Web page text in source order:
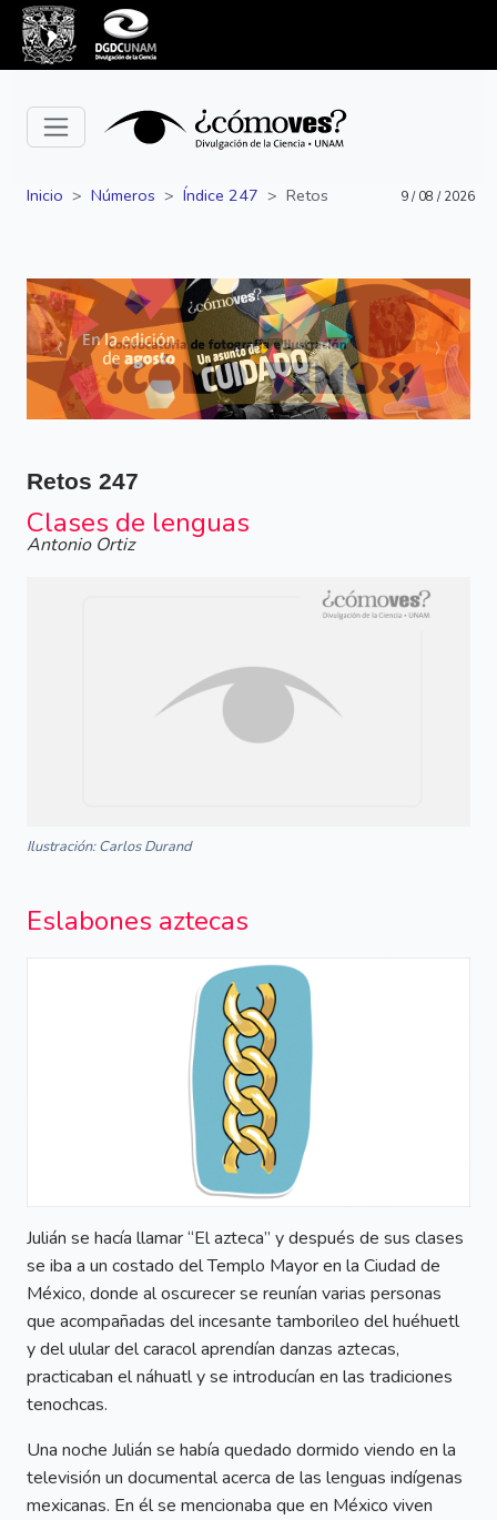
Inicio Números Índice 247 Retos 9 / 08 / 2026
Siguiente Anterior
Retos 247
Clases de lenguas
Antonio Ortiz
Ilustración: Carlos Durand
Eslabones aztecas
Julián se hacía llamar “El azteca” y después de sus clases
se iba a un costado del Templo Mayor en la Ciudad de
México, donde al oscurecer se reunían varias personas
que acompañadas del incesante tamborileo del huéhuetl
y del ulular del caracol aprendían danzas aztecas,
practicaban el náhuatl y se introducían en las tradiciones
tenochcas.
Una noche Julián se había quedado dormido viendo en la
televisión un documental acerca de las lenguas indígenas
mexicanas. En él se mencionaba que en México viven